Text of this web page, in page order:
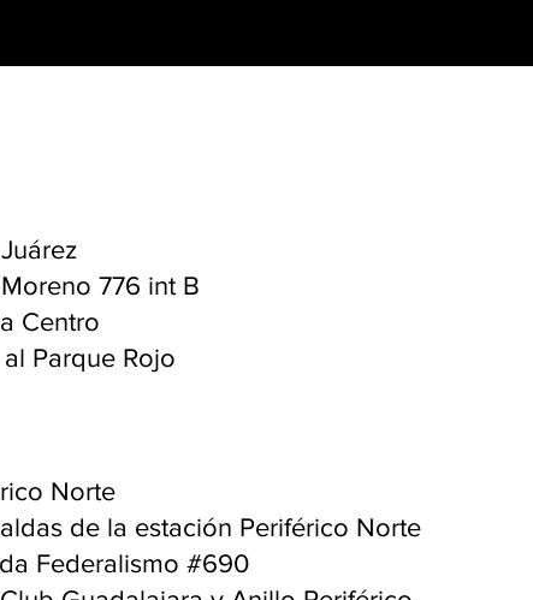
776 int B
Centro
Parque Rojo
Norte
de la estación Periférico Norte
Federalismo #690